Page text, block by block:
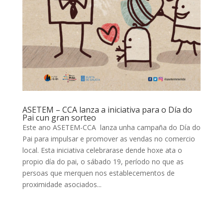
ASETEM – CCA lanza a iniciativa para o Día do
Pai cun gran sorteo
Este ano ASETEM-CCA lanza unha campaña do Día do
Pai para impulsar e promover as vendas no comercio
local. Esta iniciativa celebrarase dende hoxe ata o
propio día do pai, o sábado 19, período no que as
persoas que merquen nos establecementos de
proximidade asociados...